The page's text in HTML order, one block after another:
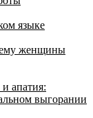
языке
женщины
и апатия:
выгорании